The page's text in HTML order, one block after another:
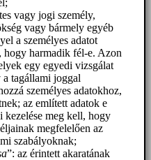
vagy jogi személy,
vagy bármely egyéb
a személyes adatot
harmadik fél-e. Azon
egy egyedi vizsgálat
a tagállami joggal
személyes adatokhoz,
az említett adatok e
kezelése meg kell, hogy
megfelelően az
szabályoknak;
”: az érintett akaratának